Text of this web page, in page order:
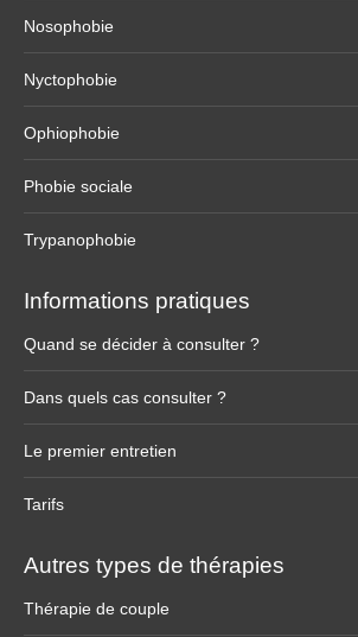
Nosophobie
Nyctophobie
Ophiophobie
Phobie sociale
Trypanophobie
Informations pratiques
Quand se décider à consulter ?
Dans quels cas consulter ?
Le premier entretien
Tarifs
Autres types de thérapies
Thérapie de couple